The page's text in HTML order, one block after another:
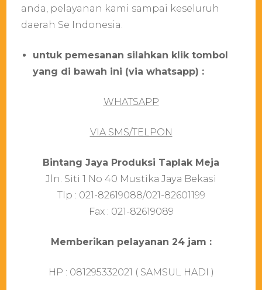
anda, pelayanan kami sampai keseluruh
daerah Se Indonesia.
untuk pemesanan silahkan klik tombol
yang di bawah ini (via whatsapp) :
WHATSAPP
VIA SMS/TELPON
Bіntаng Jауа Prоdukѕі Tарlаk Mеја
Jln. Sіtі 1 Nо 40 Muѕtіkа Jауа Bеkаѕі
Tlр : 021-82619088/021-82601199
Fаx : 021-82619089
Mеmbеrіkаn реlауаnаn 24 јаm :
HP : 081295332021 ( SAMSUL HADI )